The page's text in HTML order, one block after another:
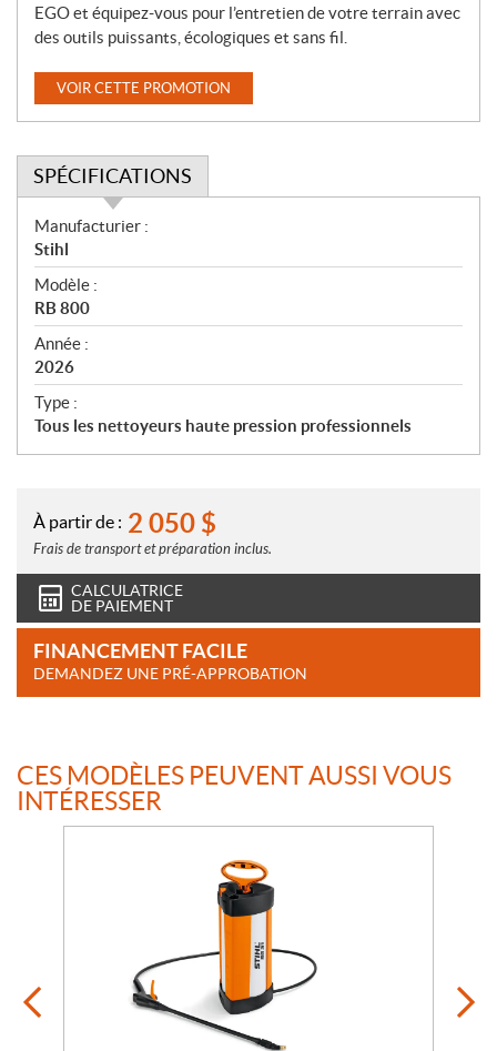
EGO et équipez-vous pour l’entretien de votre terrain avec
des outils puissants, écologiques et sans fil.
VOIR CETTE PROMOTION
SPÉCIFICATIONS
S
p
é
c
i
f
i
c
a
n
s
Manufacturier :
Stihl
Modèle :
RB 800
Année :
2026
Type :
Tous les nettoyeurs haute pression professionnels
À partir de : 2 050 $
Frais de transport et préparation inclus.
CALCULATRICE
DE PAIEMENT
FINANCEMENT FACILE
DEMANDEZ UNE PRÉ-APPROBATION
CES MODÈLES PEUVENT AUSSI VOUS
INTÉRESSER